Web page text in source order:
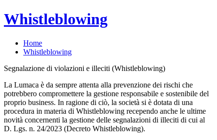
Whistleblowing
Home
Whistleblowing
Segnalazione di violazioni e illeciti (Whistleblowing)
La Lumaca è da sempre attenta alla prevenzione dei rischi che
potrebbero compromettere la gestione responsabile e sostenibile del
proprio business. In ragione di ciò, la società si è dotata di una
procedura in materia di Whistleblowing recependo anche le ultime
novità concernenti la gestione delle segnalazioni di illeciti di cui al
D. Lgs. n. 24/2023 (Decreto Whistleblowing).